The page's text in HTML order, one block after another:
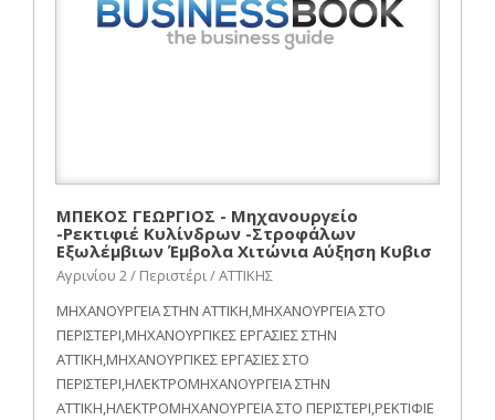
ΜΠΕΚΟΣ ΓΕΩΡΓΙΟΣ - Μηχανουργείο
-Ρεκτιφιέ Κυλίνδρων -Στροφάλων
Εξωλέμβιων Έμβολα Χιτώνια Αύξηση Κυβισ
Αγρινίου 2 / Περιστέρι / ΑΤΤΙΚΗΣ
ΜΗΧΑΝΟΥΡΓΕΙΑ ΣΤΗΝ ΑΤΤΙΚΗ,ΜΗΧΑΝΟΥΡΓΕΙΑ ΣΤΟ
ΠΕΡΙΣΤΕΡΙ,ΜΗΧΑΝΟΥΡΓΙΚΕΣ ΕΡΓΑΣΙΕΣ ΣΤΗΝ
ΑΤΤΙΚΗ,ΜΗΧΑΝΟΥΡΓΙΚΕΣ ΕΡΓΑΣΙΕΣ ΣΤΟ
ΠΕΡΙΣΤΕΡΙ,ΗΛΕΚΤΡΟΜΗΧΑΝΟΥΡΓΕΙΑ ΣΤΗΝ
ΑΤΤΙΚΗ,ΗΛΕΚΤΡΟΜΗΧΑΝΟΥΡΓΕΙΑ ΣΤΟ ΠΕΡΙΣΤΕΡΙ,ΡΕΚΤΙΦΙΕ